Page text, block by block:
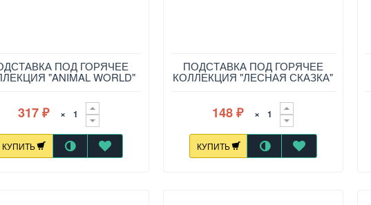
ПОД ГОРЯЧЕЕ
"ANIMAL WORLD"
D=17 СМ, 229-709
317 ₽ ×
КУПИТЬ
ПОДСТАВКА ПОД ГОРЯЧЕЕ
КОЛЛЕКЦИЯ "ЛЕСНАЯ СКАЗКА"
D=10,3 СМ, 229-713
148₽ ×
КУПИТЬ